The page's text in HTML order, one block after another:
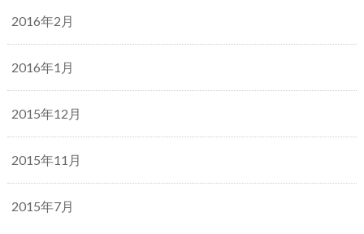
2016年2月
2016年1月
2015年12月
2015年11月
2015年7月